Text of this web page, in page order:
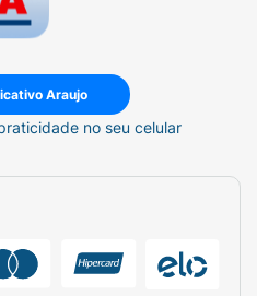
laterais para fora
esteja bem
Araujo
no seu celular